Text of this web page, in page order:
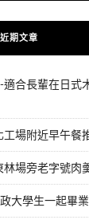
近期文章
適合長輩在日式
工場附近早午餐
林場旁老字號肉
大學生一起畢